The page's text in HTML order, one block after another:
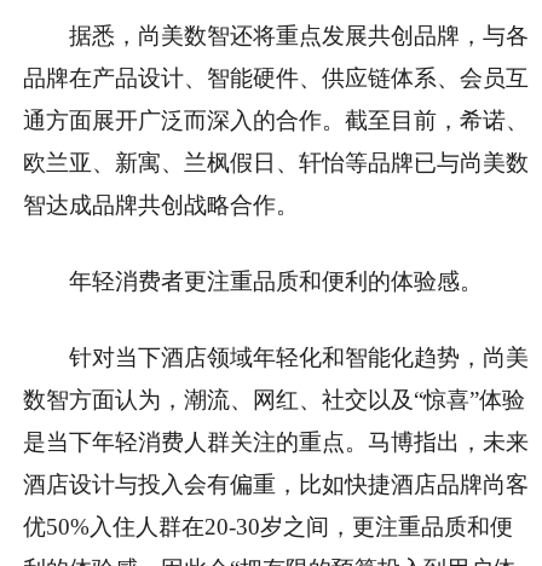
据悉，尚美数智还将重点发展共创品牌，与各
品牌在产品设计、智能硬件、供应链体系、会员互
通方面展开广泛而深入的合作。截至目前，希诺、
欧兰亚、新寓、兰枫假日、轩怡等品牌已与尚美数
智达成品牌共创战略合作。
年轻消费者更注重品质和便利的体验感。
针对当下酒店领域年轻化和智能化趋势，尚美
数智方面认为，潮流、网红、社交以及“惊喜”体验
是当下年轻消费人群关注的重点。马博指出，未来
酒店设计与投入会有偏重，比如快捷酒店品牌尚客
优50%入住人群在20-30岁之间，更注重品质和便